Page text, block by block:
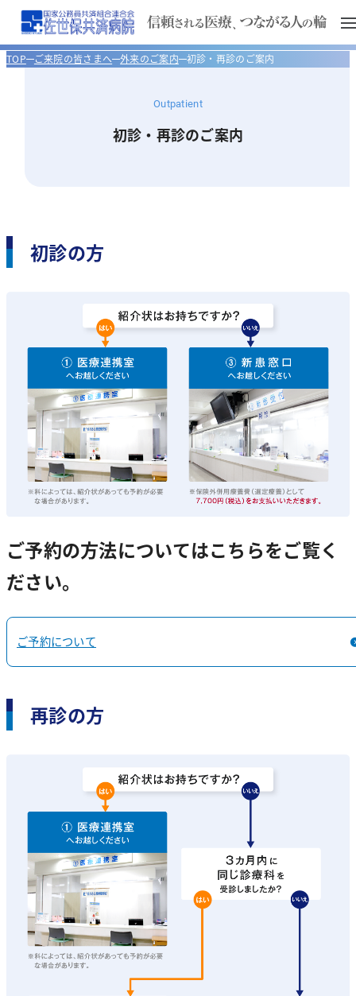
外来診療担当医表
入院時の携帯品について
治療と看護
入院時のお願い
入院セットについて
救急診療のご案内
フロアマップ
交通アクセス
マイナ保険証
栄養指導のご案内
消化器内科
消化器内視鏡センター
呼吸器内科
小児科
外科
整形外科
技士長あいさつ
言語聴覚療法について
採用情報
産婦人科
お産について
泌尿器科
耳鼻咽喉科
歯科口腔外科・インプラント
健診センター
病理診断科
看護部
看護部長あいさつ
病院概要
理念と基本方針
ミッションステートメント
治験・臨床研究
きょうさいだより
患者さんの権利
医療機能情報提供
医療連携室
保険薬局の方へ
栄養指導が必要な患者さんについて
臨床研修について
研修プログラム
研修環境について
先輩の声
病院見学について
健康教室 YouTube
お問い合わせ
外来診療担当医表
Outpatient doctor
交通アクセス
access
TOP ご来院の皆さまへ 外来のご案内 初診・再診のご案内
Outpatient
初診・再診のご案内
初診の方
初診の方
ご予約の方法についてはこちらをご覧く
ださい。
ご予約について
再診の方